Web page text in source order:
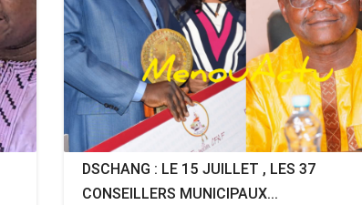
DSCHANG : LE 15 JUILLET , LES 37
CONSEILLERS MUNICIPAUX...